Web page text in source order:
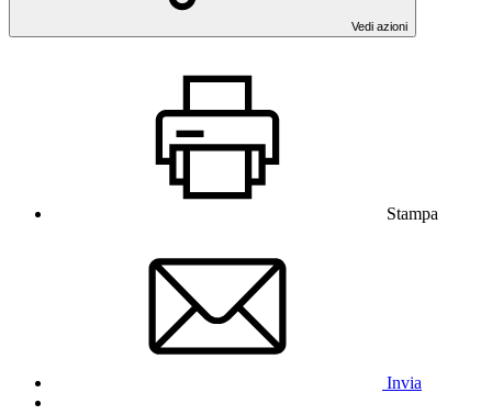
Vedi azioni
Stampa
Invia